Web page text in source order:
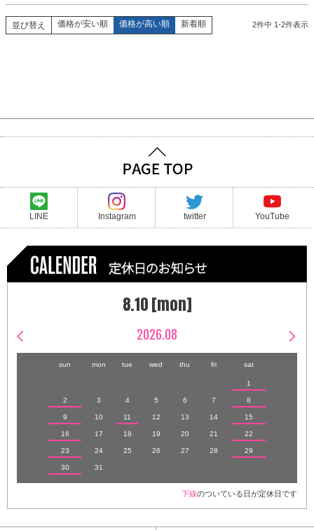
並び替え 価格が安い順 価格が高い順 新着順 2件中 1-2件表示
LINE Instagram twitter YouTube
8.10 [mon]
2026.08
sun mon tue wed thu fri sat
1
2 3 4 5 6 7 8
9 10 11 12 13 14 15
16 17 18 19 20 21 22
23 24 25 26 27 28 29
30 31
下線のついている日が定休日です